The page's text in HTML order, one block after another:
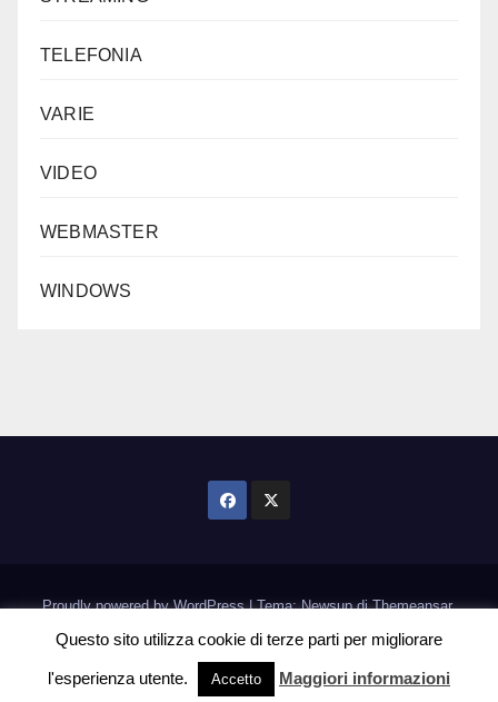
TELEFONIA
VARIE
VIDEO
WEBMASTER
WINDOWS
Proudly powered by WordPress|Tema: Newsup diThemeansar.
HomeInformativa Cookie
Questo sito utilizza cookie di terze parti per migliorare
l'esperienza utente. Accetto Maggiori informazioni